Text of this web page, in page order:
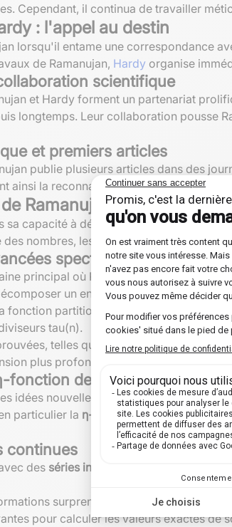
Cependant, il continua de travailler
: l'appel au destin
lorsqu'il entame une correspondance
de Ramanujan, Hardy organise
scientifique
et Hardy forment un partenariat
longtemps. Leur collaboration pousse
et premiers articles
publie plusieurs articles dans des
ainsi la reconnaissance officielle de sa
Ramanujan aux
sa capacité à découvrir desrelations
nombres, les fractions continues, les
spectaculaires
principal où Ramanujan excella. Ses
un entier en une somme
fonction partition, maintenant appelée
tau(n).
telles que la formule
plus profonde des structures sous-
fonction de Dedekind
idées nouvelles dans l'étude des
particulier la η-fonction de Dedekind,
continues
des séries infinies
et des fractions
surprenantes de
séries
pour calculer les valeurs exactes de